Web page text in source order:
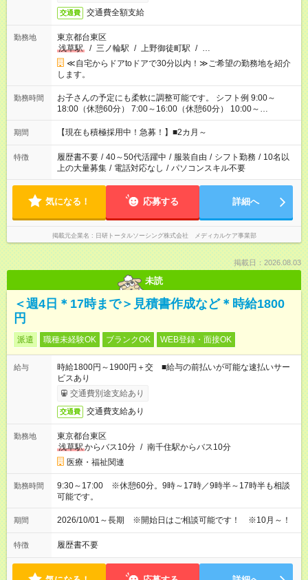
交通費 交通費全額支給
勤務地
東京都台東区
浅草駅
/ 三ノ輪駅 / 上野御徒町駅 / …
≪自宅からドアtoドアで30分以内！≫ご希望の勤務地を紹介
します。
勤務時間
お子さんの予定にも柔軟に調整可能です。 シフト例 9:00～
18:00（休憩60分） 7:00～16:00（休憩60分） 10:00～
19:00（休憩60分） ※Wワーク希望の方へ 今ご覧のお仕事で希
望する勤務時間と、もう1つのお仕事の勤務時間の合計が 週40
期間 【現在も積極採用中！急募！】■2カ月～
特徴 履歴書不要 / 40～50代活躍中 / 服装自由 / シフト勤務 / 10名以
上の大量募集 / 電話対応なし / パソコンスキル不要
気になる！ 応募する 詳細へ
掲載元企業名 日研トータルソーシング株式会社 メディカルケア事業部
掲載日：2026.08.03
未読
＜週4日＊17時まで＞見積書作成など＊時給1800
円
派遣 職種未経験OK ブランクOK WEB登録・面接OK
給与
時給1800円～1900円＋交 ■給与の前払いが可能な速払いサー
ビスあり
交通費別途支給あり
交通費 交通費支給あり
勤務地
東京都台東区
浅草駅からバス10分 / 南千住駅からバス10分
医療・福祉関連
勤務時間
9:30～17:00 ※休憩60分。9時～17時／9時半～17時半も相談
可能です。
期間 2026/10/01～長期 ※開始日はご相談可能です！ ※10月～！
特徴 履歴書不要